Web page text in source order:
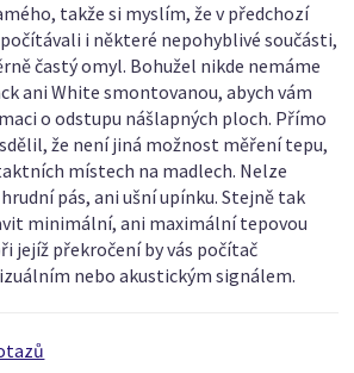
takže si myslím, že v předchozí
i některé nepohyblivé součásti,
častý omyl. Bohužel nikde nemáme
ani White smontovanou, abych vám
o odstupu nášlapných ploch. Přímo
že není jiná možnost měření tepu,
místech na madlech. Nelze
pás, ani ušní upínku. Stejně tak
minimální, ani maximální tepovou
jejíž překročení by vás počítač
nebo akustickým signálem.